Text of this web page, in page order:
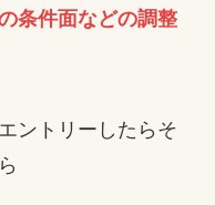
条件面などの調整
ントリーしたらそ